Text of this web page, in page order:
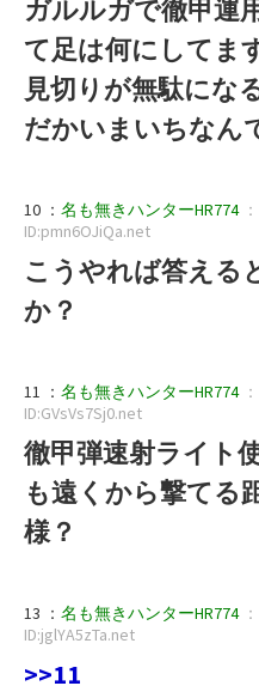
ガルルガで徹甲運
て足は何にしてま
見切りが無駄にな
だかいまいちなん
10 ： 名も無きハンターHR774
ID:pmn6OJiQa.net
こうやれば答える
か？
11 ： 名も無きハンターHR774
ID:GVsVs7Sj0.net
徹甲弾速射ライト
も遠くから撃てる
様？
13 ： 名も無きハンターHR774
ID:jglYA5zTa.net
>>11